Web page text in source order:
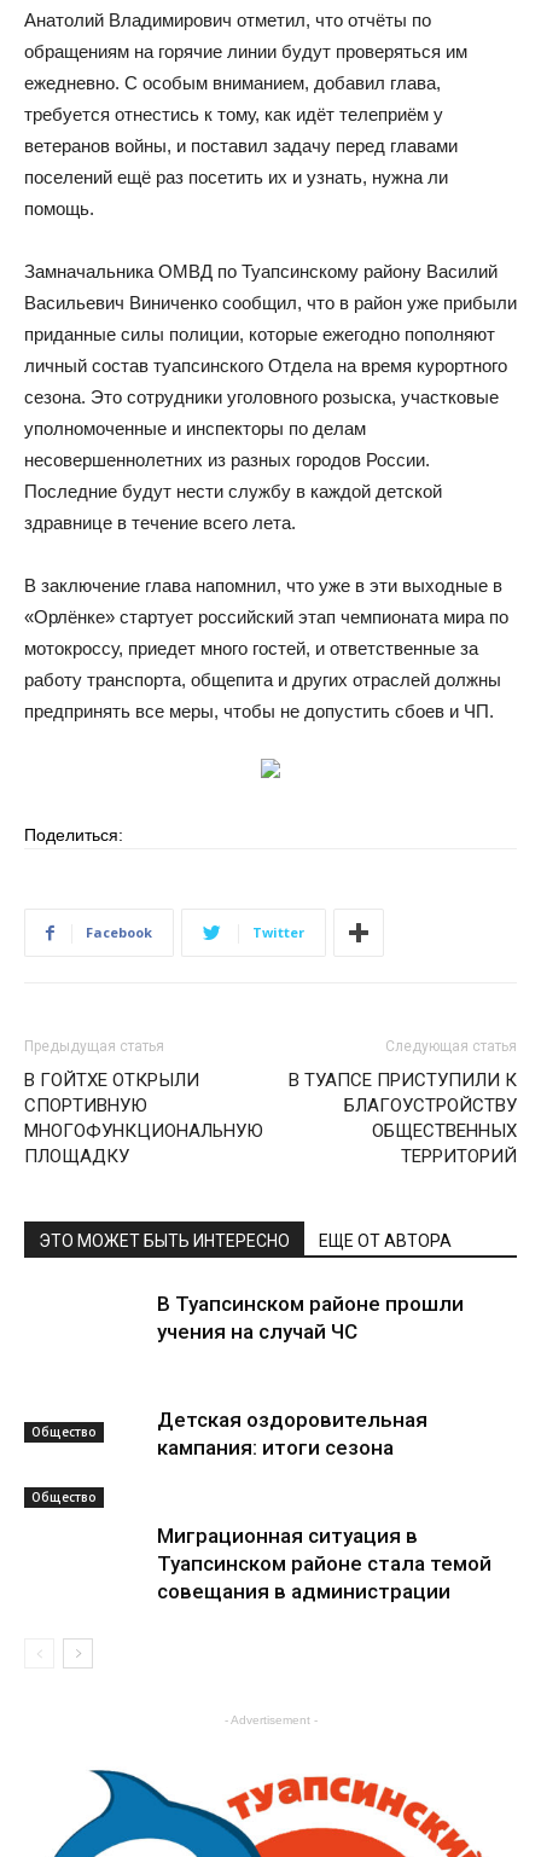
Анатолий Владимирович отметил, что отчёты по
обращениям на горячие линии будут проверяться им
ежедневно. С особым вниманием, добавил глава,
требуется отнестись к тому, как идёт телеприём у
ветеранов войны, и поставил задачу перед главами
поселений ещё раз посетить их и узнать, нужна ли
помощь.
Замначальника ОМВД по Туапсинскому району Василий
Васильевич Виниченко сообщил, что в район уже прибыли
приданные силы полиции, которые ежегодно пополняют
личный состав туапсинского Отдела на время курортного
сезона. Это сотрудники уголовного розыска, участковые
уполномоченные и инспекторы по делам
несовершеннолетних из разных городов России.
Последние будут нести службу в каждой детской
здравнице в течение всего лета.
В заключение глава напомнил, что уже в эти выходные в
«Орлёнке» стартует российский этап чемпионата мира по
мотокроссу, приедет много гостей, и ответственные за
работу транспорта, общепита и других отраслей должны
предпринять все меры, чтобы не допустить сбоев и ЧП.
Поделиться:
Facebook Twitter
Предыдущая статья
В ГОЙТХЕ ОТКРЫЛИ
СПОРТИВНУЮ
МНОГОФУНКЦИОНАЛЬНУЮ
ПЛОЩАДКУ
Следующая статья
В ТУАПСЕ ПРИСТУПИЛИ К
БЛАГОУСТРОЙСТВУ
ОБЩЕСТВЕННЫХ
ТЕРРИТОРИЙ
ЭТО МОЖЕТ БЫТЬ ИНТЕРЕСНО ЕЩЕ ОТ АВТОРА
Общество
В Туапсинском районе прошли
учения на случай ЧС
Общество
Детская оздоровительная
кампания: итоги сезона
Миграционная ситуация в
Туапсинском районе стала темой
совещания в администрации
- Advertisement -